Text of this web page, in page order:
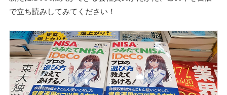
で立ち読みしてみてください！